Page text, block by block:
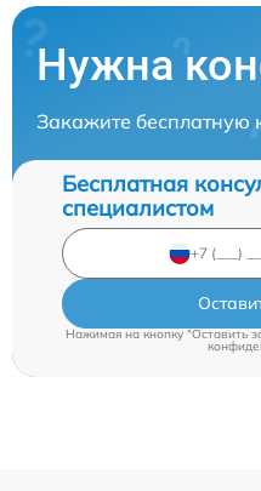
Нужна
Закажите бесплатную
Бесплатная
специалистом
Нажимая на кнопку "Оставить